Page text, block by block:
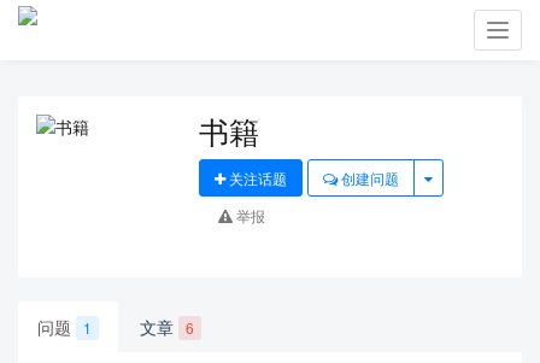
书籍
关注话题
创建问题
举报
问题 1 文章 6